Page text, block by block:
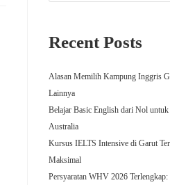
Recent Posts
Alasan Memilih Kampung Inggris
Lainnya
Belajar Basic English dari Nol
Australia
Kursus IELTS Intensive di Garut
Maksimal
Persyaratan WHV 2026